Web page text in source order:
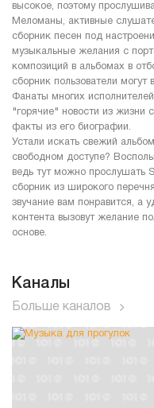
высокое, поэтому
Меломаны, активные
сборник песен под
музыкальные желания с
композиций в альбомах в
сборник пользователи
Фанаты многих
"горячие" новости из жизни
факты из его биографии.
Устали искать свежий
свободном доступе?
ведь тут можно прослушать
сборник из широкого
звучание вам понравится, а
контента вызовут желание
основе.
Каналы
Больше каналов